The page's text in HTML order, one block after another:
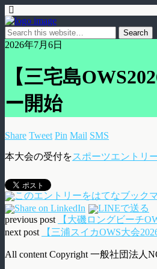
2026年7月6日
【三宅島
ー開始
Share Tweet Pin Mail SMS
本大会の受付をスポーツエントリ
previous post
【大磯ロングビーチ
next post
【三浦スイカOWS大会
All content Copyright 一般社団法人